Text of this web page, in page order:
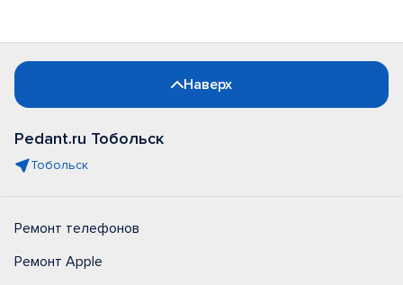
Наверх
Pedant.ru Тобольск
Тобольск
Ремонт телефонов
Ремонт Apple